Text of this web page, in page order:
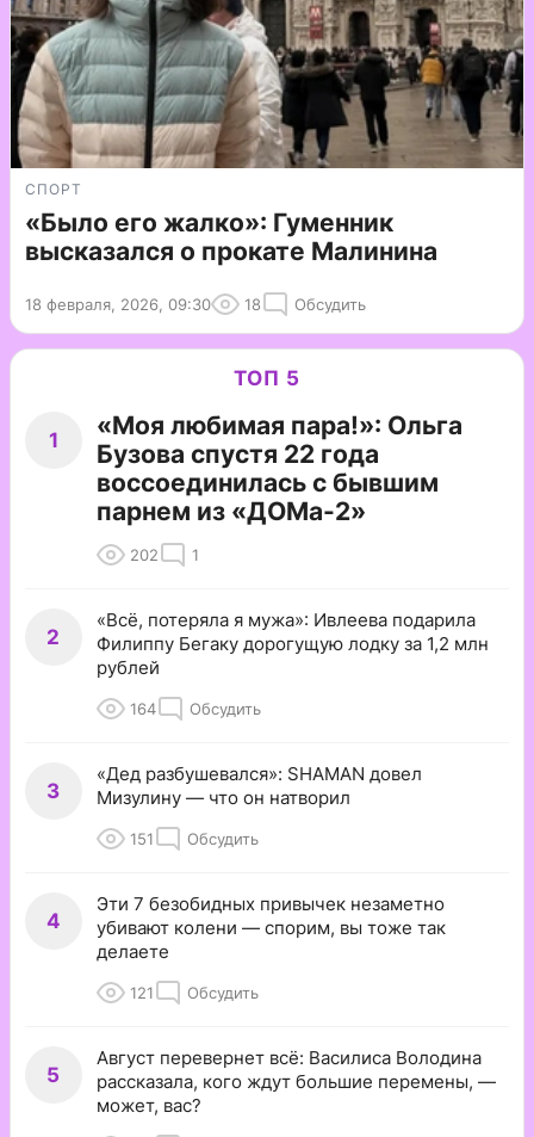
СПОРТ
«Было его жалко»: Гуменник
высказался о прокате Малинина
18 февраля, 2026, 09:30 18 Обсудить
ТОП 5
1
«Моя любимая пара!»: Ольга
Бузова спустя 22 года
воссоединилась с бывшим
парнем из «ДОМа-2»
202 1
2
«Всё, потеряла я мужа»: Ивлеева подарила
Филиппу Бегаку дорогущую лодку за 1,2 млн
рублей
164 Обсудить
3
«Дед разбушевался»: SHAMAN довел
Мизулину — что он натворил
151 Обсудить
4
Эти 7 безобидных привычек незаметно
убивают колени — спорим, вы тоже так
делаете
121 Обсудить
5
Август перевернет всё: Василиса Володина
рассказала, кого ждут большие перемены, —
может, вас?